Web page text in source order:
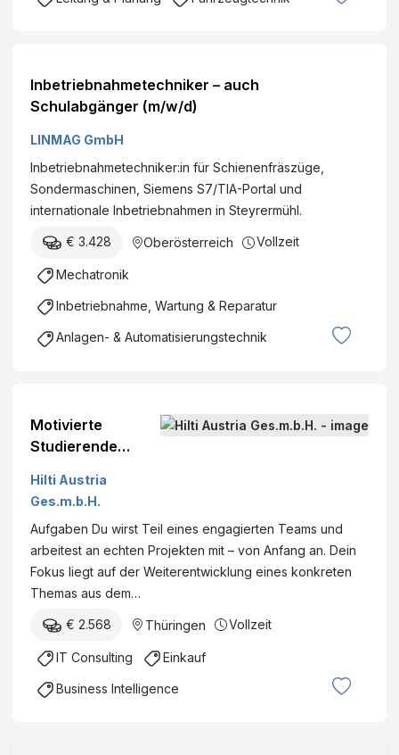
Inbetriebnahmetechniker – auch
Schulabgänger (m/w/d)
LINMAG GmbH
Inbetriebnahmetechniker:in für Schienenfräszüge,
Sondermaschinen, Siemens S7/TIA-Portal und
internationale Inbetriebnahmen in Steyrermühl.
€ 3.428 Oberösterreich Vollzeit
Mechatronik
Inbetriebnahme, Wartung & Reparatur
Anlagen- & Automatisierungstechnik
Motivierte
Studierende
Monate im Hilti
Produktionswerk
in Thüringen
(Vorarlberg)
Hilti Austria
Ges.m.b.H.
Aufgaben Du wirst Teil eines engagierten Teams und
arbeitest an echten Projekten mit – von Anfang an. Dein
Fokus liegt auf der Weiterentwicklung eines konkreten
Themas aus dem…
€ 2.568 Thüringen Vollzeit
IT Consulting Einkauf
Business Intelligence